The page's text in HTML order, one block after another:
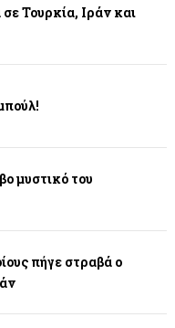
Τουρκία, Ιράν και
μυστικό του
πήγε στραβά ο